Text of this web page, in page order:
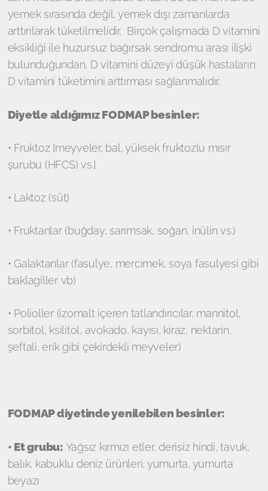
yemek sırasında değil, yemek dışı zamanlarda
arttırılarak tüketilmelidir. Birçok çalışmada D vitamini
eksikliği ile huzursuz bağırsak sendromu arası ilişki
bulunduğundan, D vitamini düzeyi düşük hastaların
D vitamini tüketimini arttırması sağlanmalıdır.
Diyetle aldığımız FODMAP besinler:
• Fruktoz [meyveler, bal, yüksek fruktozlu mısır
şurubu (HFCS) vs.]
• Laktoz (süt)
• Fruktanlar (buğday, sarımsak, soğan, inülin vs.)
• Galaktanlar (fasulye, mercimek, soya fasulyesi gibi
baklagiller vb)
• Polioller (izomalt içeren tatlandırıcılar, mannitol,
sorbitol, ksilitol, avokado, kayısı, kiraz, nektarin,
şeftali, erik gibi çekirdekli meyveler)
FODMAP diyetinde yenilebilen besinler:
• Et grubu: Yağsız kırmızı etler, derisiz hindi, tavuk,
balık, kabuklu deniz ürünleri, yumurta, yumurta
beyazı